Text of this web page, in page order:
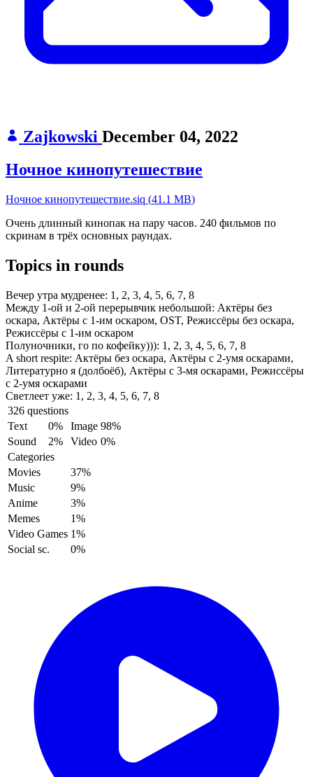
ZajkowskiDecember 04, 2022
Ночное кинопутешествие
Ночное кинопутешествие.siq (41.1 MB)
Очень длинный кинопак на пару часов. 240 фильмов по
скринам в трёх основных раундах.
Topics in rounds
Вечер утра мудренее: 1, 2, 3, 4, 5, 6, 7, 8
Между 1-ой и 2-ой перерывчик небольшой: Актёры без
оскара, Актёры с 1-им оскаром, OST, Режиссёры без оскара,
Режиссёры с 1-им оскаром
Полуночники, го по кофейку))): 1, 2, 3, 4, 5, 6, 7, 8
A short respite: Актёры без оскара, Актёры с 2-умя оскарами,
Литературно я (долбоёб), Актёры с 3-мя оскарами, Режиссёры
с 2-умя оскарами
Светлеет уже: 1, 2, 3, 4, 5, 6, 7, 8
326 questions
Text
0% Image 98%
Sound
2% Video 0%
Categories
Movies
37%
Music
9%
Anime
3%
Memes
1%
Video Games 1%
Social sc.
0%